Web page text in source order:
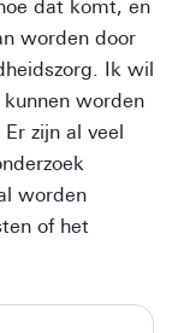
dat komt, en
worden door
Ik wil
worden
zijn al veel
worden
of het